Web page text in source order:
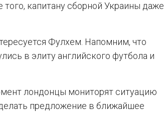
капитану сборной Украины даже
Фулхем. Напомним, что
в элиту английского футбола и
лондонцы мониторят ситуацию
предложение в ближайшее